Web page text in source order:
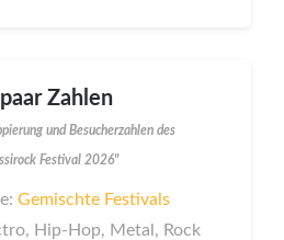
Zahlen
und Besucherzahlen des
Festival 2026"
Gemischte Festivals
Hip-Hop, Metal, Rock